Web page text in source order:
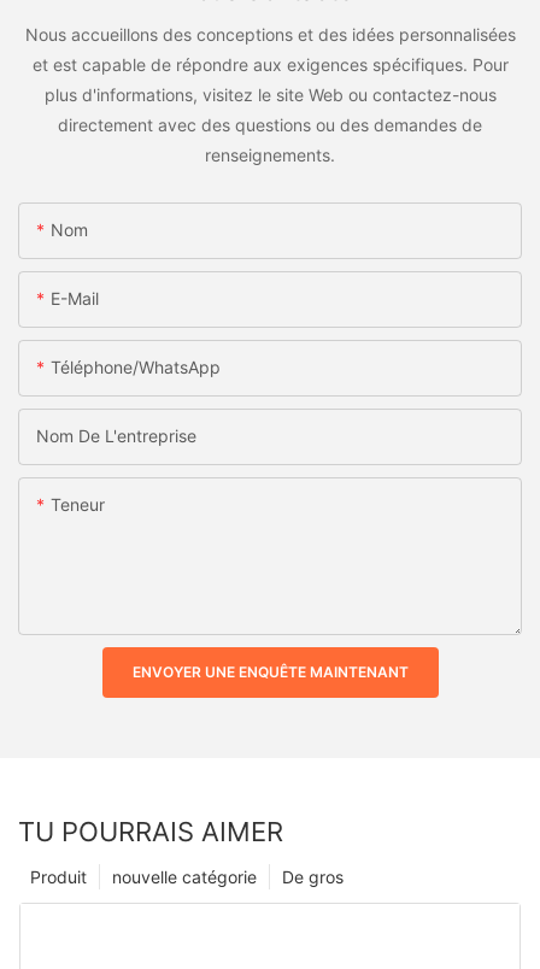
Nous accueillons des conceptions et des idées personnalisées
et est capable de répondre aux exigences spécifiques. Pour
plus d'informations, visitez le site Web ou contactez-nous
directement avec des questions ou des demandes de
renseignements.
Nom
E-Mail
Téléphone/WhatsApp
Nom De L'entreprise
Teneur
ENVOYER UNE ENQUÊTE MAINTENANT
TU POURRAIS AIMER
De gros
nouvelle catégorie
Produit